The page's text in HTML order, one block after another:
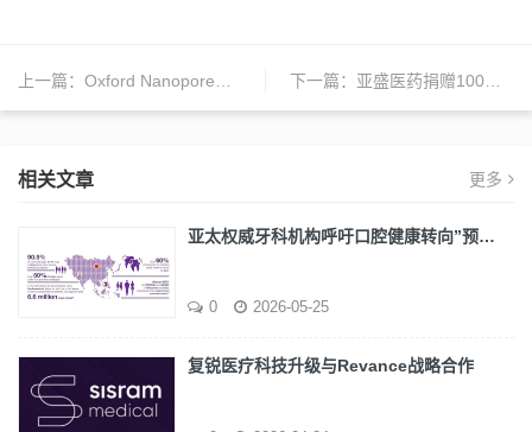
上一篇： Oxford Nanopore测序仪启程离开英国，向中国进发 下一篇： 亚盛医药捐赠100万元款物，助力疫情抗击
相关文章 更多
亚太权威牙科机构呼吁口腔健康转向”预…
0 2026-05-25
复锐医疗科技升级与Revance战略合作